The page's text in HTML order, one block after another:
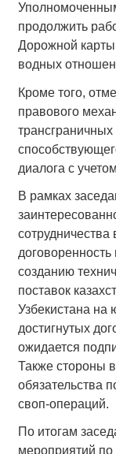
продолжить
Дорожной
водных
Кроме того,
правового
диалога с
В рамках
сотрудничества
созданию
поставок
Узбекистана на
достигнутых
ожидается
Также стороны
обязательства
своп-операций.
По итогам
мероприятий по